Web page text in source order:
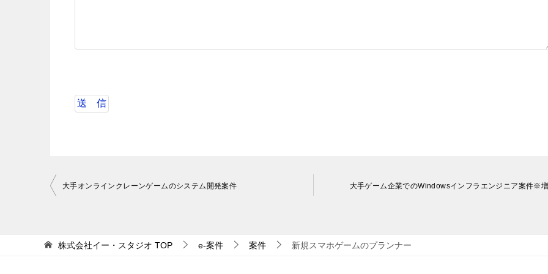
投
ビ
大手オンラインクレーンゲームのシステム開発案件 大手ゲーム企業でのWindowsインフラエンジニア案件※
株式会社イー・スタジオ TOP e-案件 案件 新規スマホゲームのプランナー